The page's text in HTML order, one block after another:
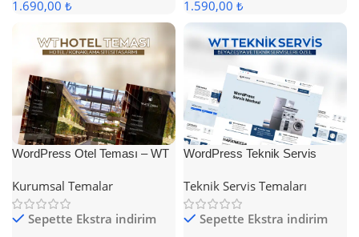
1.690,00 ₺
1.590,00 ₺
WordPress Otel Teması – WT
Kurumsal Temalar
Sepette Ekstra indirim
WordPress Teknik Servis
Teknik Servis Temaları
Sepette Ekstra indirim